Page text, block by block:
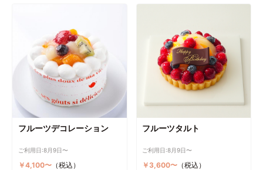
フルーツデコレーション
ご利用日:8月9日〜
￥4,100〜（税込）
フルーツタルト
ご利用日:8月9日〜
￥3,600〜 （税込）